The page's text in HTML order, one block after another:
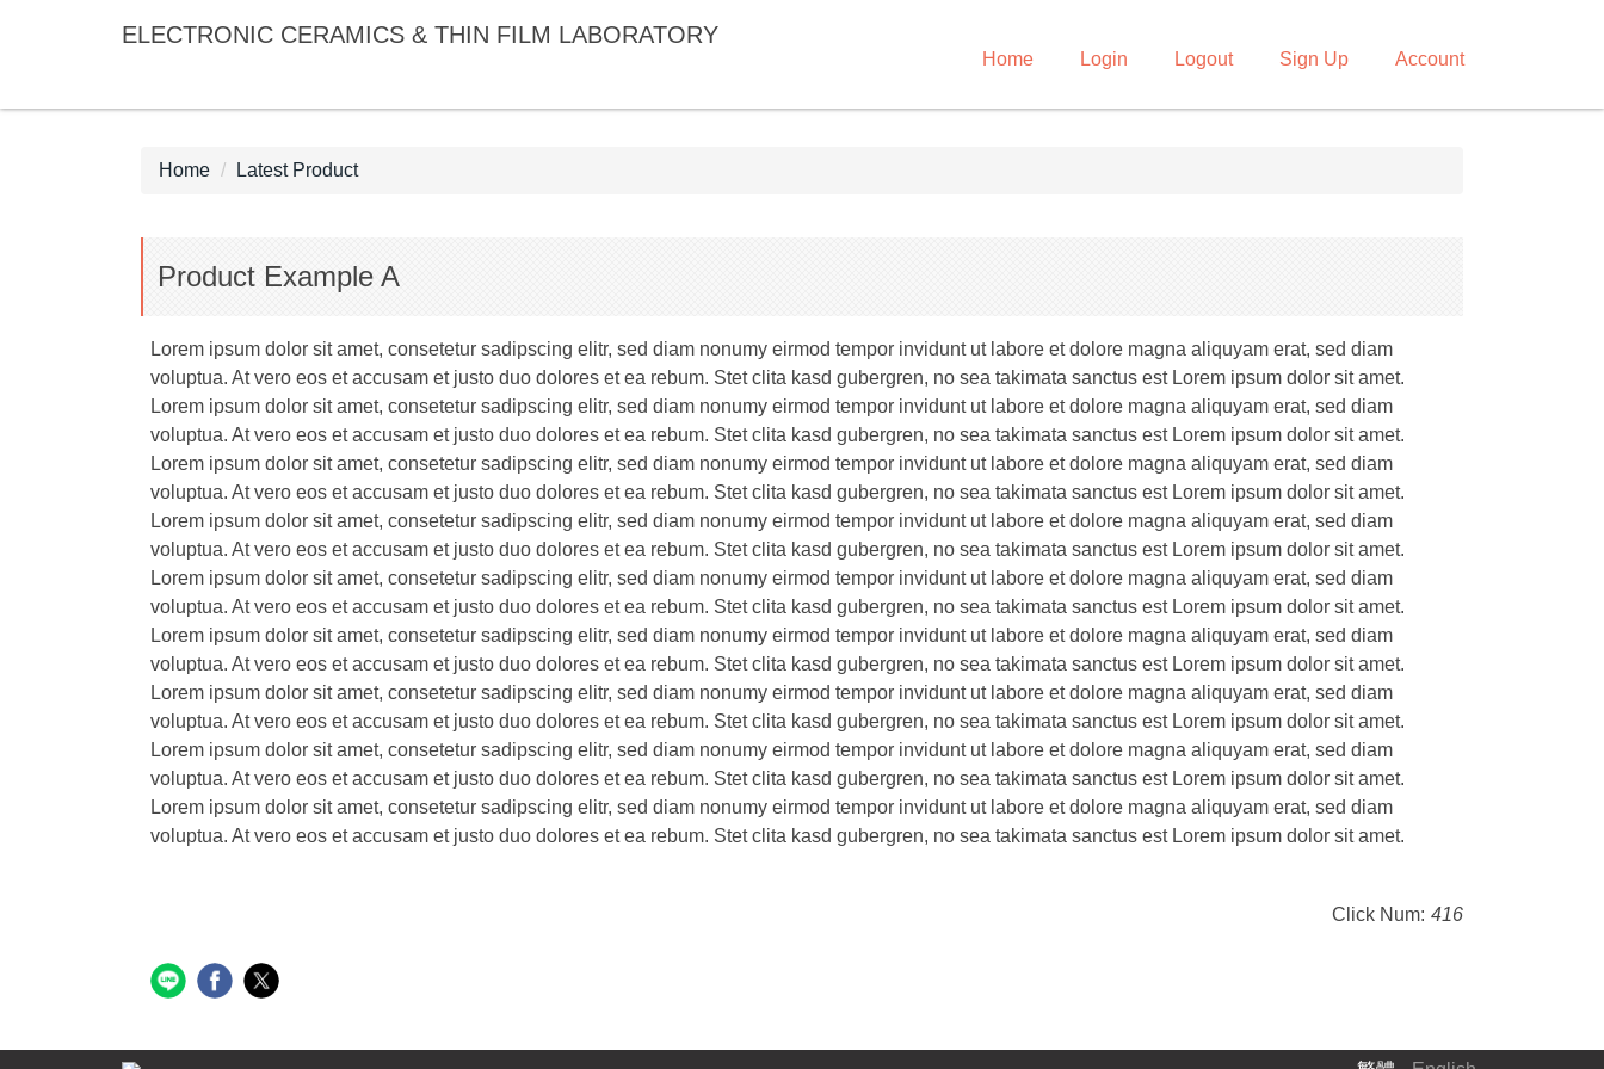
main
ELECTRONIC CERAMICS & THIN FILM LABORATORY
Home Login Logout Sign Up Account
Home Latest Product
Product Example A
Lorem ipsum dolor sit amet, consetetur sadipscing elitr, sed diam nonumy eirmod tempor invidunt ut labore et dolore magna aliquyam erat, sed diam
voluptua. At vero eos et accusam et justo duo dolores et ea rebum. Stet clita kasd gubergren, no sea takimata sanctus est Lorem ipsum dolor sit amet.
Lorem ipsum dolor sit amet, consetetur sadipscing elitr, sed diam nonumy eirmod tempor invidunt ut labore et dolore magna aliquyam erat, sed diam
voluptua. At vero eos et accusam et justo duo dolores et ea rebum. Stet clita kasd gubergren, no sea takimata sanctus est Lorem ipsum dolor sit amet.
Lorem ipsum dolor sit amet, consetetur sadipscing elitr, sed diam nonumy eirmod tempor invidunt ut labore et dolore magna aliquyam erat, sed diam
voluptua. At vero eos et accusam et justo duo dolores et ea rebum. Stet clita kasd gubergren, no sea takimata sanctus est Lorem ipsum dolor sit amet.
Lorem ipsum dolor sit amet, consetetur sadipscing elitr, sed diam nonumy eirmod tempor invidunt ut labore et dolore magna aliquyam erat, sed diam
voluptua. At vero eos et accusam et justo duo dolores et ea rebum. Stet clita kasd gubergren, no sea takimata sanctus est Lorem ipsum dolor sit amet.
Lorem ipsum dolor sit amet, consetetur sadipscing elitr, sed diam nonumy eirmod tempor invidunt ut labore et dolore magna aliquyam erat, sed diam
voluptua. At vero eos et accusam et justo duo dolores et ea rebum. Stet clita kasd gubergren, no sea takimata sanctus est Lorem ipsum dolor sit amet.
Lorem ipsum dolor sit amet, consetetur sadipscing elitr, sed diam nonumy eirmod tempor invidunt ut labore et dolore magna aliquyam erat, sed diam
voluptua. At vero eos et accusam et justo duo dolores et ea rebum. Stet clita kasd gubergren, no sea takimata sanctus est Lorem ipsum dolor sit amet.
Lorem ipsum dolor sit amet, consetetur sadipscing elitr, sed diam nonumy eirmod tempor invidunt ut labore et dolore magna aliquyam erat, sed diam
voluptua. At vero eos et accusam et justo duo dolores et ea rebum. Stet clita kasd gubergren, no sea takimata sanctus est Lorem ipsum dolor sit amet.
Lorem ipsum dolor sit amet, consetetur sadipscing elitr, sed diam nonumy eirmod tempor invidunt ut labore et dolore magna aliquyam erat, sed diam
voluptua. At vero eos et accusam et justo duo dolores et ea rebum. Stet clita kasd gubergren, no sea takimata sanctus est Lorem ipsum dolor sit amet.
Lorem ipsum dolor sit amet, consetetur sadipscing elitr, sed diam nonumy eirmod tempor invidunt ut labore et dolore magna aliquyam erat, sed diam
voluptua. At vero eos et accusam et justo duo dolores et ea rebum. Stet clita kasd gubergren, no sea takimata sanctus est Lorem ipsum dolor sit amet.
Click Num: 416